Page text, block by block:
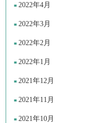
2022年4月
2022年3月
2022年2月
2022年1月
2021年12月
2021年11月
2021年10月